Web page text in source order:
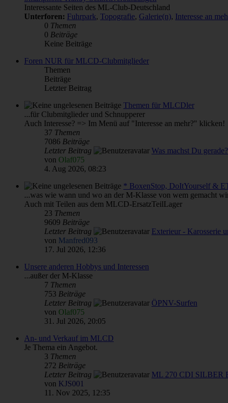
Interessante Seiten des ML-Club-Deutschland
Unterforen: Fuhrpark, Topografie, Galerie(n), Interesse an
0 Themen
0 Beiträge
Keine Beiträge
Foren NUR für MLCD-Clubmitglieder
Themen
Beiträge
Letzter Beitrag
Themen für MLCDler
...für Clubmitglieder und Schnupperer
Auch Interesse? => Im Menü auf "Interesse an mehr?" klicken!
37 Themen
7086 Beiträge
Letzter Beitrag
Was machst Du gerade?
von Olaf075
4. Aug 2026, 08:23
* BoxenStop, DoItYourself &
...was wie wann und wo an der M-Klasse von wem gemacht
Auch mit Teilen aus dem MLCD-ErsatzTeilLager
23 Themen
9609 Beiträge
Letzter Beitrag
Exterieur - Karosserie
von Manfred093
17. Jul 2026, 12:36
Unsere anderen Hobbys und Interessen
...außer der M-Klasse
7 Themen
753 Beiträge
Letzter Beitrag
ÖPNV-Surfen
von Olaf075
31. Jul 2026, 20:05
An- und Verkauf im MLCD
Je Thema ein Angebot.
3 Themen
272 Beiträge
Letzter Beitrag
ML 270 CDI SILBER
von KJS001
11. Nov 2025, 12:35